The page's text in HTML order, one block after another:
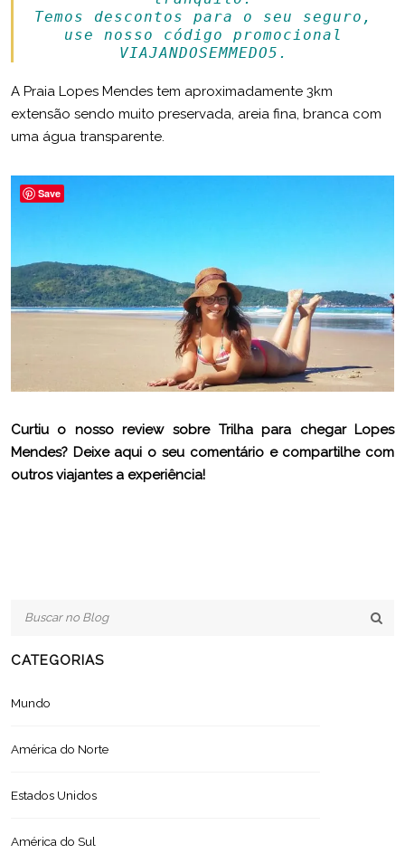
Temos descontos para o seu seguro,
use nosso código promocional
A Praia Lopes Mendes tem aproximadamente 3km
extensão sendo muito preservada, areia fina, branca com
uma água transparente.
Curtiu o nosso review sobre Trilha para chegar Lopes
Mendes? Deixe aqui o seu comentário e compartilhe com
outros viajantes a experiência!
CATEGORIAS
Mundo
América do Norte
Estados Unidos
América do Sul
Save